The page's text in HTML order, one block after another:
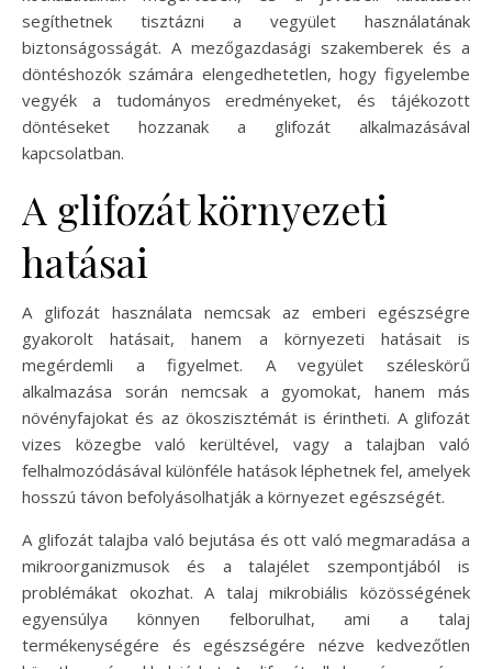
segíthetnek tisztázni a vegyület használatának
biztonságosságát. A mezőgazdasági szakemberek és a
döntéshozók számára elengedhetetlen, hogy figyelembe
vegyék a tudományos eredményeket, és tájékozott
döntéseket hozzanak a glifozát alkalmazásával
kapcsolatban.
A glifozát környezeti
hatásai
A glifozát használata nemcsak az emberi egészségre
gyakorolt hatásait, hanem a környezeti hatásait is
megérdemli a figyelmet. A vegyület széleskörű
alkalmazása során nemcsak a gyomokat, hanem más
növényfajokat és az ökoszisztémát is érintheti. A glifozát
vizes közegbe való kerültével, vagy a talajban való
felhalmozódásával különféle hatások léphetnek fel, amelyek
hosszú távon befolyásolhatják a környezet egészségét.
A glifozát talajba való bejutása és ott való megmaradása a
mikroorganizmusok és a talajélet szempontjából is
problémákat okozhat. A talaj mikrobiális közösségének
egyensúlya könnyen felborulhat, ami a talaj
termékenységére és egészségére nézve kedvezőtlen